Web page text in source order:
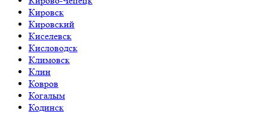
Кировск
Кировский
Киселевск
Кисловодск
Климовск
Клин
Ковров
Когалым
Кодинск